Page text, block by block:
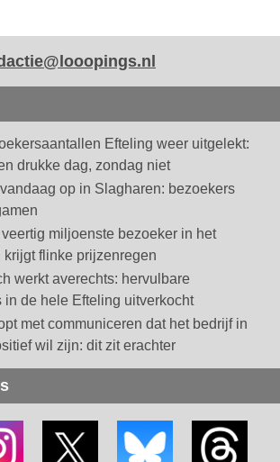
Efteling weer uitgelekt:
drukke dag, zondag niet
op in Slagharen: bezoekers
miljoenste bezoeker in het
krijgt flinke prijzenregen
werkt averechts: hervulbare
in de hele Efteling uitverkocht
met communiceren dat het bedrijf in
wil zijn: dit zit erachter